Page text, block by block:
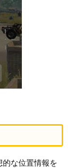
的な位置情報を